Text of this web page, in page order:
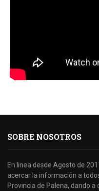
SOBRE NOSOTROS
En linea desde Agosto de
acercar la información a
Provincia de Palena, dando